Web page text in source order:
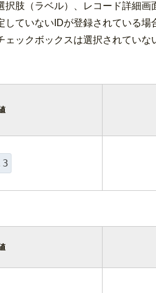
択肢（ラベル）、レコード詳細
していないIDが登録されている
ェックボックスは選択されていな